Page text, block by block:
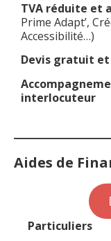
TVA réduite et
Prime Adapt’,
Accessibilité…)
Devis gratuit
interlocuteur
Aides de
Particuliers